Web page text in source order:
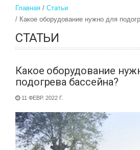
Главная
Статьи
Какое оборудование нужно для
СТАТЬИ
Какое оборудование
подогрева бассейна?
11 ФЕВР. 2022 Г.